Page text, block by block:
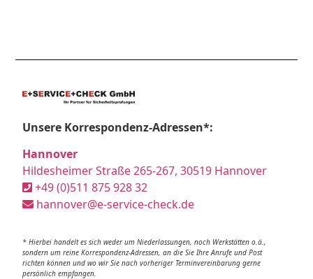
Unsere Korrespondenz-Adressen*:
Hannover
Hildesheimer Straße 265-267, 30519 Hannover
+49 (0)511 875 928 32
hannover@e-service-check.de
* Hierbei handelt es sich weder um Niederlassungen, noch Werkstätten o.ä.,
sondern um reine Korrespondenz-Adressen, an die Sie Ihre Anrufe und Post
richten können und wo wir Sie nach vorheriger Terminvereinbarung gerne
persönlich empfangen.